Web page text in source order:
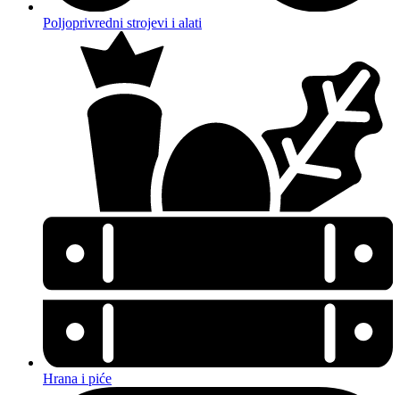
Poljoprivredni strojevi i alati
Hrana i piće